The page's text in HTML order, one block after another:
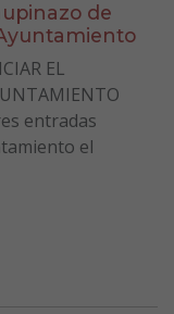
de
EL
entradas
el